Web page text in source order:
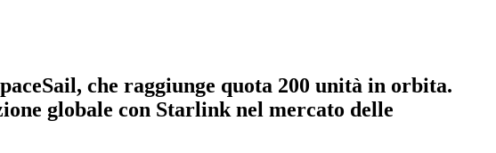
che raggiunge quota 200 unità in orbita.
globale con Starlink nel mercato delle